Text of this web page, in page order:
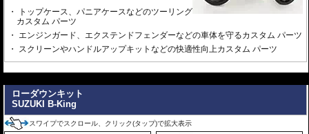
トップケース、パニアケースなどのツーリング
カスタム パーツ
エンジンガード、エクステンドフェンダーなどの車体を守るカスタム パーツ
スクリーンやハンドルアップキットなどの快適性向上カスタム パーツ
ローダウンキット
SUZUKI B-King
スワイプでスクロール、クリック(タップ)で拡大表示